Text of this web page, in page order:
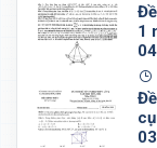
1